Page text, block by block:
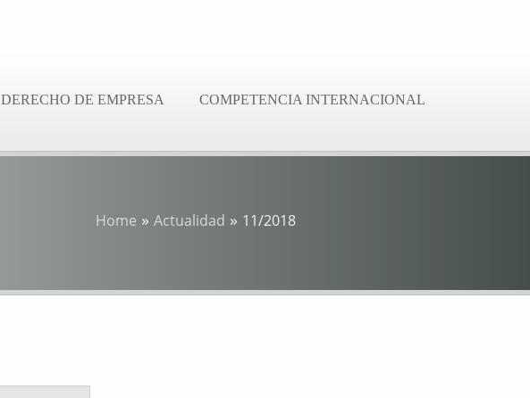
DERECHO DE EMPRESA COMPETENCIA INTERNACIONAL
Home » Actualidad » 11/2018